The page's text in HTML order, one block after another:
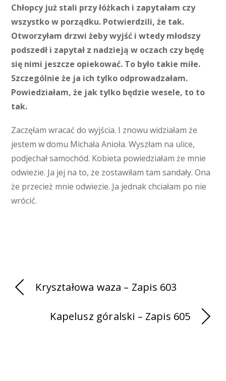
Chłopcy już stali przy łóżkach i zapytałam czy
wszystko w porządku. Potwierdzili, że tak.
Otworzyłam drzwi żeby wyjść i wtedy młodszy
podszedł i zapytał z nadzieją w oczach czy będę
się nimi jeszcze opiekować. To było takie miłe.
Szczególnie że ja ich tylko odprowadzałam.
Powiedziałam, że jak tylko będzie wesele, to to
tak.
Zaczęłam wracać do wyjścia. I znowu widziałam że
jestem w domu Michała Anioła. Wyszłam na ulice,
podjechał samochód. Kobieta powiedziałam że mnie
odwiezie. Ja jej na to, że zostawiłam tam sandały. Ona
że przecież mnie odwiezie. Ja jednak chciałam po nie
wrócić.
Kryształowa waza – Zapis 603
Kapelusz góralski – Zapis 605